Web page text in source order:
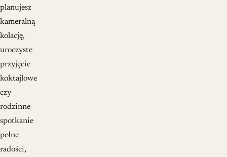
planujesz
kameralną
kolację,
uroczyste
przyjęcie
koktajlowe
czy
rodzinne
spotkanie
pełne
radości,